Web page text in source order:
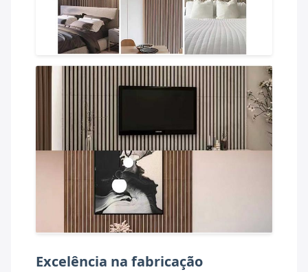
Excelência na fabricação